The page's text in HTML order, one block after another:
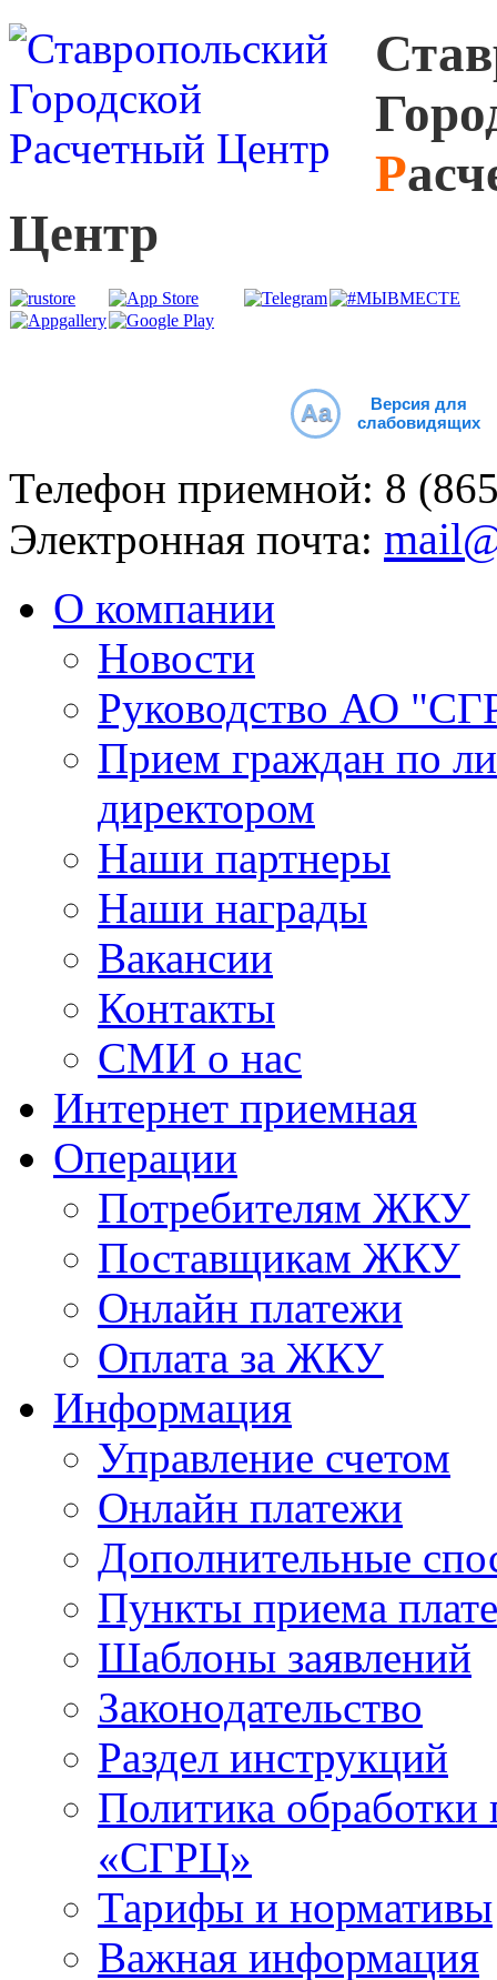
С
Г
Р
Центр
Aa
Версия для
слабовидящих
Телефон приемной: 8
Электронная почта:
О компании
Новости
Руководство АО
Прием граждан по
директором
Наши партнеры
Наши награды
Вакансии
Контакты
СМИ о нас
Интернет приемная
Операции
Потребителям ЖКУ
Поставщикам ЖКУ
Онлайн платежи
Оплата за ЖКУ
Информация
Управление счетом
Онлайн платежи
Дополнительные
Пункты приема
Шаблоны заявлений
Законодательство
Раздел инструкций
Политика
«СГРЦ»
Тарифы и нормативы
Важная информация